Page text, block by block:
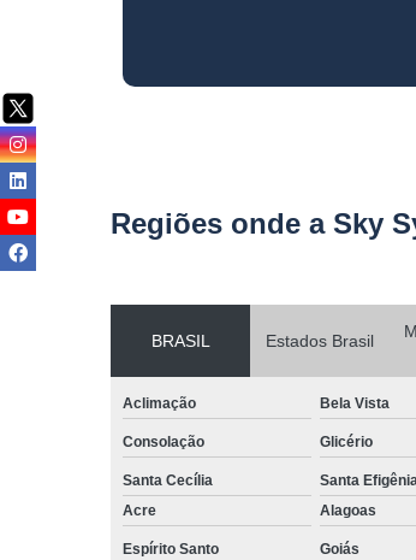
Regiões onde a Sky
BRASIL Estados Brasil
Aclimação Bela Vista
Consolação Glicério
Santa Cecília Santa Efigênia
Acre
Alagoas
Espírito Santo Goiás